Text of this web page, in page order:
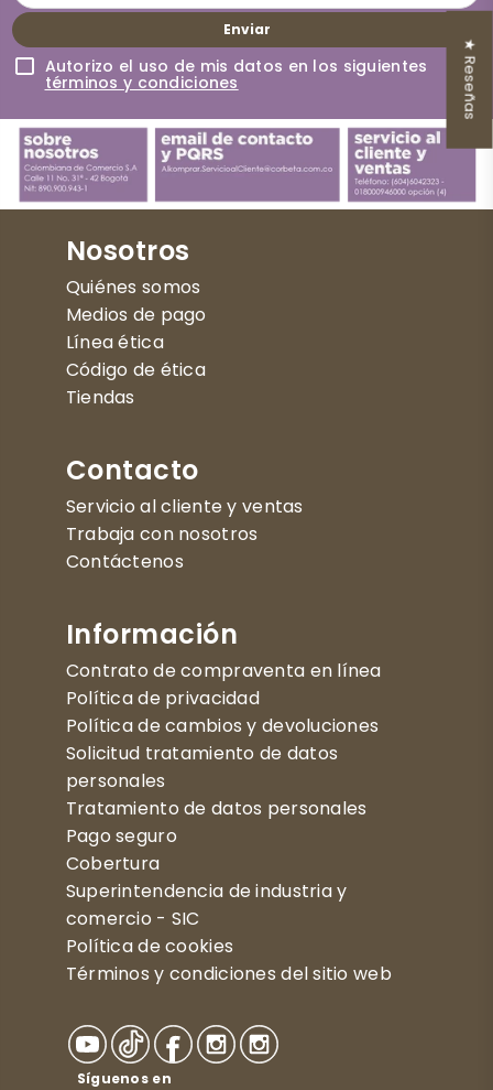
Enviar
Autorizo el uso de mis datos en los siguientes
términos y condiciones
Nosotros
Quiénes somos
Medios de pago
Línea ética
Código de ética
Tiendas
Contacto
Servicio al cliente y ventas
Trabaja con nosotros
Contáctenos
Información
Contrato de compraventa en línea
Política de privacidad
Política de cambios y devoluciones
Solicitud tratamiento de datos
personales
Tratamiento de datos personales
Pago seguro
Cobertura
Superintendencia de industria y
comercio - SIC
Política de cookies
Términos y condiciones del sitio web
Síguenos en
★ Reseñas